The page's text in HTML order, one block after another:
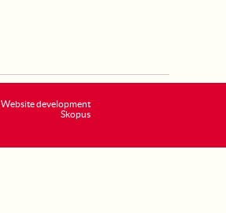
Website development
Skopus